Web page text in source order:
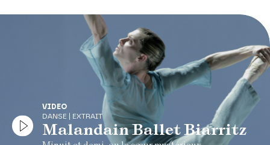
VIDEO
DANSE | EXTRAIT
Malandain Ballet Biarritz